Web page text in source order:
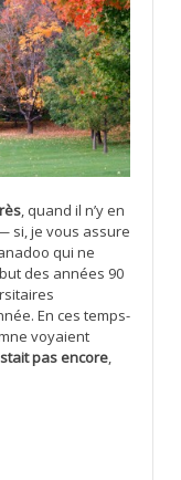
, quand il n’y en
si, je vous assure
qui ne
des années 90
En ces temps-
voyaient
pas encore